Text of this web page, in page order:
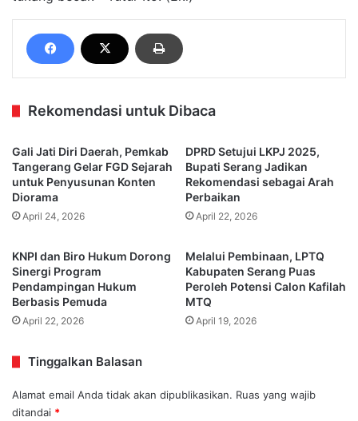
Rekomendasi untuk Dibaca
Gali Jati Diri Daerah, Pemkab
Tangerang Gelar FGD Sejarah
untuk Penyusunan Konten
Diorama
April 24, 2026
DPRD Setujui LKPJ 2025,
Bupati Serang Jadikan
Rekomendasi sebagai Arah
Perbaikan
April 22, 2026
KNPI dan Biro Hukum Dorong
Sinergi Program
Pendampingan Hukum
Berbasis Pemuda
April 22, 2026
Melalui Pembinaan, LPTQ
Kabupaten Serang Puas
Peroleh Potensi Calon Kafilah
MTQ
April 19, 2026
Tinggalkan Balasan
Alamat email Anda tidak akan dipublikasikan. Ruas yang wajib
ditandai *